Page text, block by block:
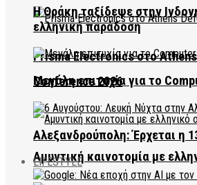
Prisma Electronics στο
Conference 2026
Αμυντική καινοτομία με
Η Θράκη ταξίδεψε στην
ελληνική παράδοση
Μεγάλη επιτυχία για το
Αλεξανδρούπολη: Έρχεται η
LIFESTYLE